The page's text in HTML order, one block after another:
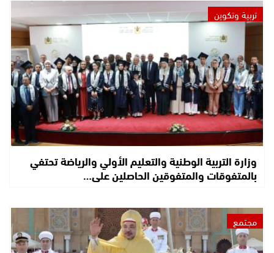
تربية وتكوين
وزارة التربية الوطنية والتعليم الأولي والرياضة تحتفي
بالمتفوقات والمتفوقين الحاصلين على…
مجتمع